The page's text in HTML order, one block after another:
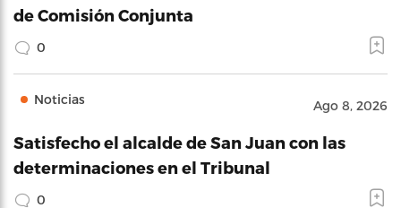
de Comisión Conjunta
0
Noticias Ago 8, 2026
Satisfecho el alcalde de San Juan con las
determinaciones en el Tribunal
0